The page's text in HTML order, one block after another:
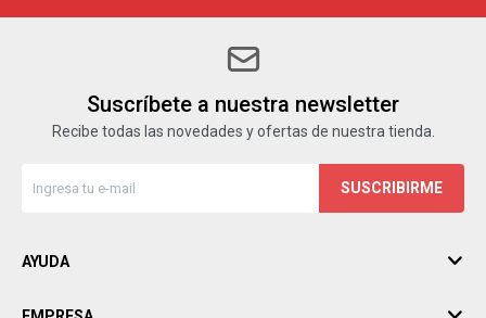
Suscríbete a nuestra newsletter
Recibe todas las novedades y ofertas de nuestra tienda.
SUSCRIBIRME
AYUDA